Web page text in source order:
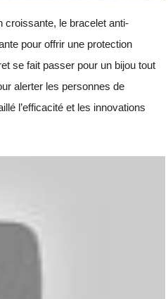
croissante, le bracelet anti-
pour offrir une protection
se fait passer pour un bijou tout
alerter les personnes de
l’efficacité et les innovations